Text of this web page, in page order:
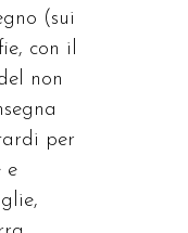
(sui
con il
non
per
e